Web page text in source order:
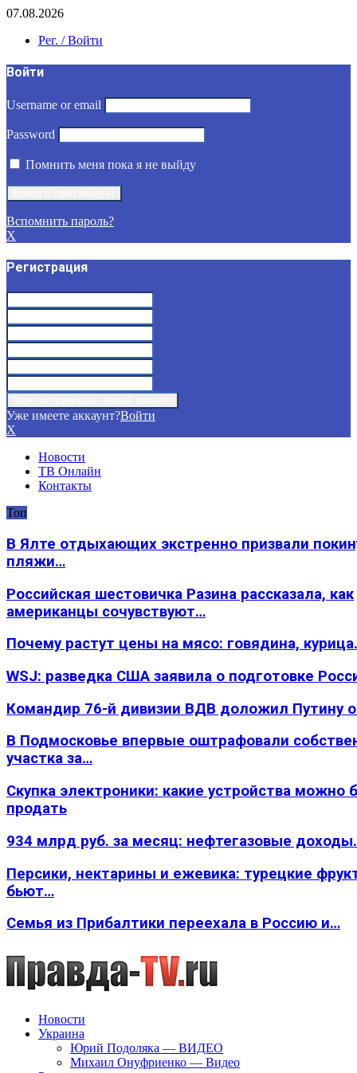
07.08.2026
Рег. / Войти
Войти
Username or email
Password
Помнить меня пока я не выйду
Вспомнить пароль?
X
Регистрация
Уже имеете аккаунт?Войти
X
Новости
ТВ Онлайн
Контакты
Топ
В Ялте отдыхающих экстренно призвали
пляжи…
Российская шестовичка Разина рассказала, как
американцы сочувствуют…
Почему растут цены на мясо: говядина,
WSJ: разведка США заявила о подготовке
Командир 76-й дивизии ВДВ доложил Путину
В Подмосковье впервые оштрафовали
участка за…
Скупка электроники: какие устройства можно
продать
934 млрд руб. за месяц: нефтегазовые
Персики, нектарины и ежевика: турецкие
бьют…
Семья из Прибалтики переехала в Россию и…
Новости
Украина
Юрий Подоляка — ВИДЕО
Михаил Онуфриенко — Видео